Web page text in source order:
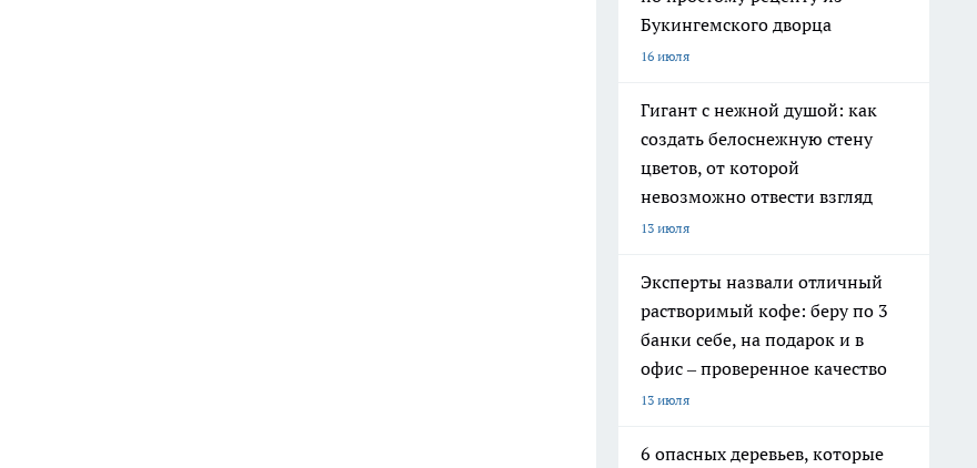
Букингемского дворца
16 июля
Гигант с нежной душой: как
создать белоснежную стену
цветов, от которой
невозможно отвести взгляд
13 июля
Эксперты назвали отличный
растворимый кофе: беру по 3
банки себе, на подарок и в
офис – проверенное качество
13 июля
6 опасных деревьев, которые